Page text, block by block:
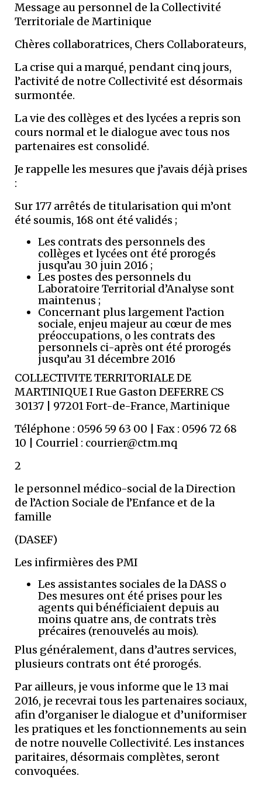
Message au personnel de la Collectivité
Territoriale de Martinique
Chères collaboratrices, Chers Collaborateurs,
La crise qui a marqué, pendant cinq jours,
l’activité de notre Collectivité est désormais
surmontée.
La vie des collèges et des lycées a repris son
cours normal et le dialogue avec tous nos
partenaires est consolidé.
Je rappelle les mesures que j’avais déjà prises
:
Sur 177 arrêtés de titularisation qui m’ont
été soumis, 168 ont été validés ;
Les contrats des personnels des
collèges et lycées ont été prorogés
jusqu’au 30 juin 2016 ;
Les postes des personnels du
Laboratoire Territorial d’Analyse sont
maintenus ;
Concernant plus largement l’action
sociale, enjeu majeur au cœur de mes
préoccupations, o les contrats des
personnels ci-après ont été prorogés
jusqu’au 31 décembre 2016
COLLECTIVITE TERRITORIALE DE
MARTINIQUE I Rue Gaston DEFERRE CS
30137 | 97201 Fort-de-France, Martinique
Téléphone : 0596 59 63 00 | Fax : 0596 72 68
10 | Courriel : courrier@ctm.mq
2
le personnel médico-social de la Direction
de l’Action Sociale de l’Enfance et de la
famille
(DASEF)
Les infirmières des PMI
Les assistantes sociales de la DASS o
Des mesures ont été prises pour les
agents qui bénéficiaient depuis au
moins quatre ans, de contrats très
précaires (renouvelés au mois).
Plus généralement, dans d’autres services,
plusieurs contrats ont été prorogés.
Par ailleurs, je vous informe que le 13 mai
2016, je recevrai tous les partenaires sociaux,
afin d’organiser le dialogue et d’uniformiser
les pratiques et les fonctionnements au sein
de notre nouvelle Collectivité. Les instances
paritaires, désormais complètes, seront
convoquées.